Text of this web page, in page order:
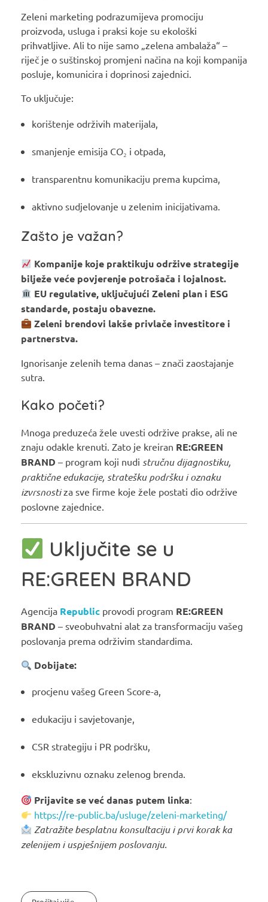
Zeleni marketing podrazumijeva promociju
proizvoda, usluga i praksi koje su ekološki
prihvatljive. Ali to nije samo „zelena ambalaža“ –
riječ je o suštinskoj promjeni načina na koji kompanija
posluje, komunicira i doprinosi zajednici.
To uključuje:
korištenje održivih materijala,
smanjenje emisija CO₂ i otpada,
transparentnu komunikaciju prema kupcima,
aktivno sudjelovanje u zelenim inicijativama.
Zašto je važan?
Kompanije koje praktikuju održive strategije
bilježe veće povjerenje potrošača i lojalnost.
EU regulative, uključujući Zeleni plan i ESG
standarde, postaju obavezne.
Zeleni brendovi lakše privlače investitore i
partnerstva.
Ignorisanje zelenih tema danas – znači zaostajanje
sutra.
Kako početi?
Mnoga preduzeća žele uvesti održive prakse, ali ne
znaju odakle krenuti. Zato je kreiran RE:GREEN
BRAND – program koji nudi stručnu dijagnostiku,
praktične edukacije, stratešku podršku i oznaku
izvrsnostiza sve firme koje žele postati dio održive
poslovne zajednice.
Uključite se u
RE:GREEN BRAND
Agencija Republic provodi program RE:GREEN
BRAND – sveobuhvatni alat za transformaciju vašeg
poslovanja prema održivim standardima.
Dobijate:
procjenu vašeg Green Score-a,
edukaciju i savjetovanje,
CSR strategiju i PR podršku,
ekskluzivnu oznaku zelenog brenda.
Prijavite se već danas putem linka:
https://re-public.ba/usluge/zeleni-marketing/
Zatražite besplatnu konsultaciju i prvi korak ka
zelenijem i uspješnijem poslovanju.